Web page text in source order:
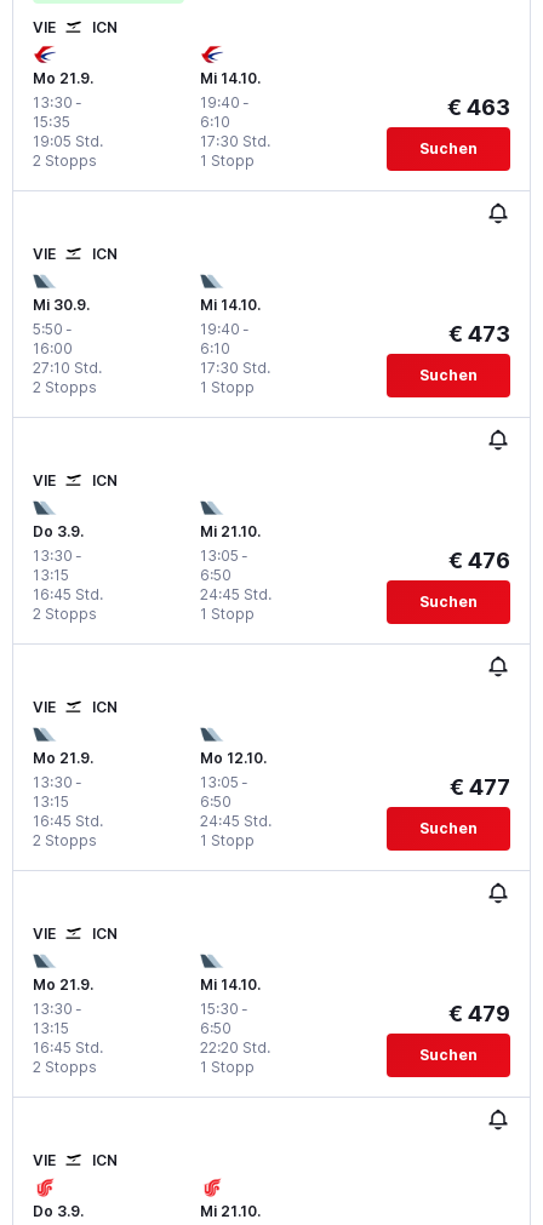
VIE ICN
Mo 21.9.
13:30 -
15:35
2 Stopps
19:05 Std.
Mi 14.10.
19:40 -
6:10
1 Stopp
17:30 Std.
€ 463
Suchen
VIE ICN
Mi 30.9.
5:50 -
16:00
2 Stopps
27:10 Std.
Mi 14.10.
19:40 -
6:10
1 Stopp
17:30 Std.
€ 473
Suchen
VIE ICN
Do 3.9.
13:30 -
13:15
2 Stopps
16:45 Std.
Mi 21.10.
13:05 -
6:50
1 Stopp
24:45 Std.
€ 476
Suchen
VIE ICN
Mo 21.9.
13:30 -
13:15
2 Stopps
16:45 Std.
Mo 12.10.
13:05 -
6:50
1 Stopp
24:45 Std.
€ 477
Suchen
VIE ICN
Mo 21.9.
13:30 -
13:15
2 Stopps
16:45 Std.
Mi 14.10.
15:30 -
6:50
1 Stopp
22:20 Std.
€ 479
Suchen
VIE ICN
Do 3.9.
Mi 21.10.